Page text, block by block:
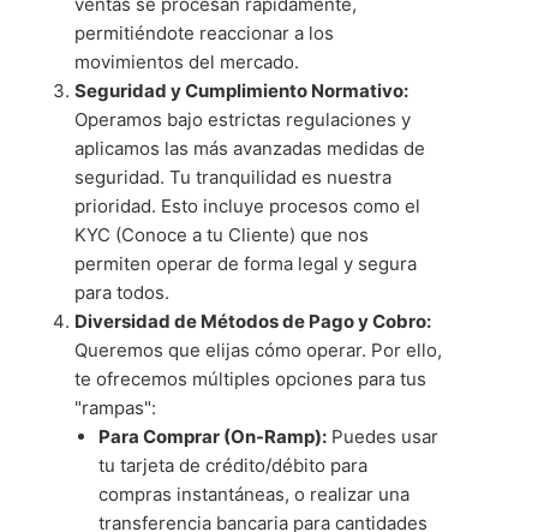
permitiéndote reaccionar a los
movimientos del mercado.
Seguridad y Cumplimiento Normativo:
Operamos bajo estrictas regulaciones y
aplicamos las más avanzadas medidas de
seguridad. Tu tranquilidad es nuestra
prioridad. Esto incluye procesos como el
KYC (Conoce a tu Cliente) que nos
permiten operar de forma legal y segura
para todos.
Diversidad de Métodos de Pago y Cobro:
Queremos que elijas cómo operar. Por ello,
te ofrecemos múltiples opciones para tus
"rampas":
Para Comprar (On-Ramp): Puedes usar
tu tarjeta de crédito/débito para
compras instantáneas, o realizar una
transferencia bancaria para cantidades